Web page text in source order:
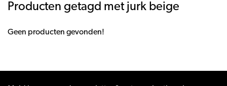
Producten getagd met jurk beige
Geen producten gevonden!